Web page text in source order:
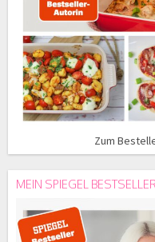
Zum
MEIN SPIEGEL